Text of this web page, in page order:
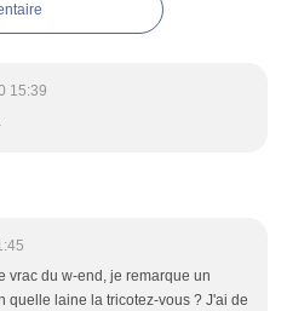
15:39
vrac du w-end, je remarque un
quelle laine la tricotez-vous ? J'ai de